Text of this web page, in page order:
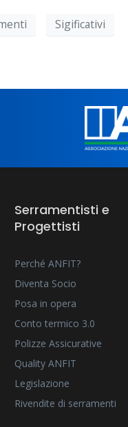
Sigificativi
Serramentisti e
Progettisti
Perché ANFIT?
Diventa Socio
Posa in opera
Conto termico 3.0
Polizze Assicurative
Quality ANFIT
Legislazione
Rivendite di serramenti